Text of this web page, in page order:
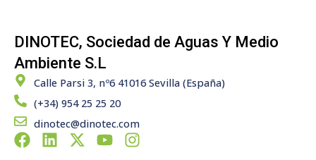
DINOTEC, Sociedad de Aguas Y Medio
Ambiente S.L
Calle Parsi 3, nº6 41016 Sevilla (España)
(+34) 954 25 25 20
dinotec@dinotec.com
F
L
X
Y
I